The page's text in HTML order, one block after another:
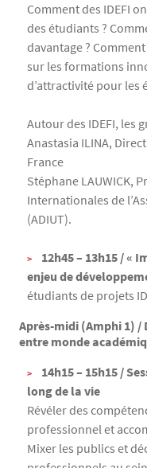
Comment des IDEFI
des étudiants ?
davantage ?
sur les formations
d’attractivité pour les
Autour des IDEFI, les
Anastasia ILINA,
France
Stéphane LAUWICK,
Internationales de
(ADIUT).
12h45 – 13h15 / «
enjeu de
étudiants de projets
Après-midi (Amphi 1)
entre monde
14h15 – 15h15 /
long de la vie
Révéler des
professionnel et
Mixer les publics et